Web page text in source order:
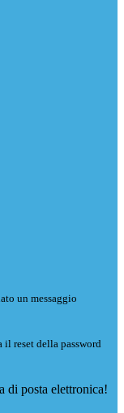
un messaggio
il reset della password
di posta elettronica!